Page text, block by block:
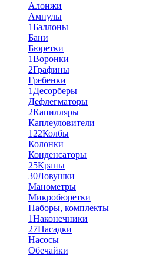
Алонжи
Ампулы
1Баллоны
Бани
Бюретки
1Воронки
2Графины
Гребенки
1 Десорберы
Дефлегматоры
2Капилляры
Каплеуловители
122Колбы
Колонки
Конденсаторы
25Краны
30Ловушки
Манометры
Микробюретки
Наборы, комплекты
1Наконечники
27Насадки
Насосы
Обечайки